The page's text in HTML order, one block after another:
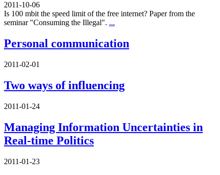
2011-10-06
Is 100 mbit the speed limit of the free internet? Paper from the
seminar "Consuming the Illegal". ...
Personal communication
2011-02-01
Two ways of influencing
2011-01-24
Managing Information Uncertainties in
Real-time Politics
2011-01-23